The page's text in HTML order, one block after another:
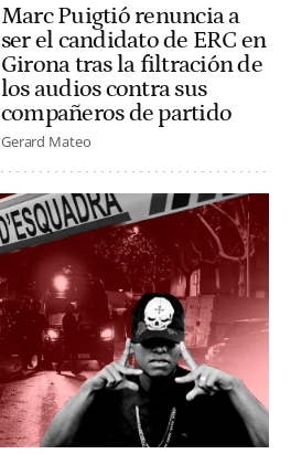
Marc Puigtió renuncia a
ser el candidato de ERC en
Girona tras la filtración de
los audios contra sus
compañeros de partido
Gerard Mateo